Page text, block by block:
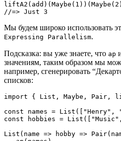
//=> Just 3
Мы будем широко использовать
Expressing Parallelism.
Подсказка: вы уже знаете, что ap
значениям, таким образом мы
например, сгенерировать
списков:
import { List, Maybe, Pair,
const names = List(["Henry",
const hobbies =
List(name => hobby =>